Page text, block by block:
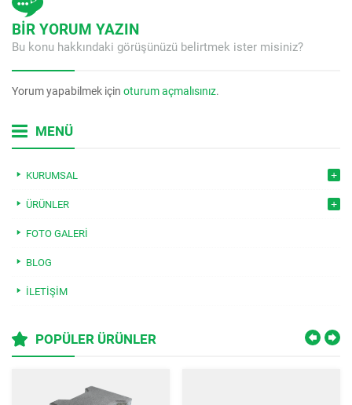
BİR YORUM YAZIN
Bu konu hakkındaki görüşünüzü belirtmek ister misiniz?
Yorum yapabilmek için oturum açmalısınız.
MENÜ
KURUMSAL
ÜRÜNLER
FOTO GALERI
BLOG
İLETIŞIM
POPÜLER ÜRÜNLER